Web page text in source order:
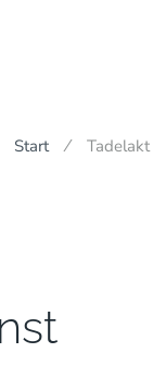
Start Tadelakt